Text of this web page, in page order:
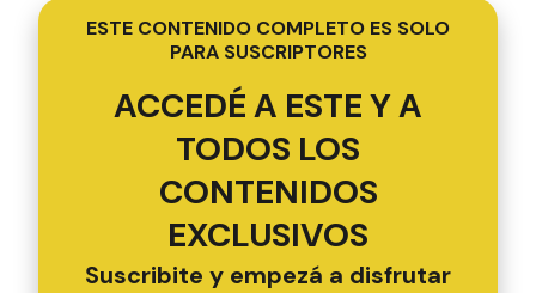
ESTE CONTENIDO COMPLETO ES SOLO
PARA SUSCRIPTORES
ACCEDÉ A ESTE Y A
TODOS LOS
CONTENIDOS
EXCLUSIVOS
Suscribite y empezá a disfrutar